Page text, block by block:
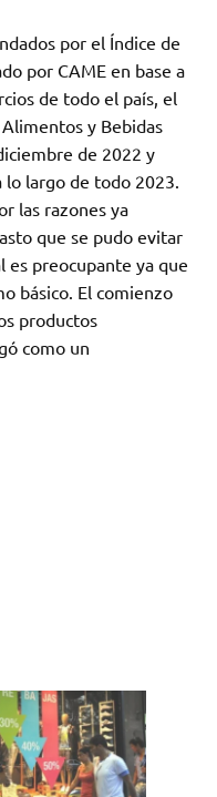
por el Índice de
por CAME en base a
de todo el país, el
y Bebidas
de 2022 y
largo de todo 2023.
las razones ya
que se pudo evitar
es preocupante ya que
básico. El comienzo
productos
como un